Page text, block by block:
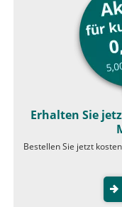
Erhalten Sie
Bestellen Sie jetzt